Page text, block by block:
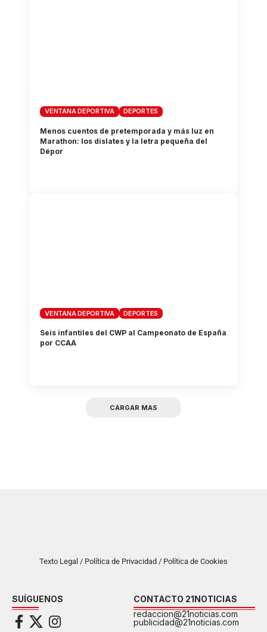
VENTANA DEPORTIVA DEPORTES
Menos cuentos de pretemporada y más luz en
Marathon: los dislates y la letra pequeña del
Dépor
VENTANA DEPORTIVA DEPORTES
Seis infantiles del CWP al Campeonato de España
por CCAA
CARGAR MAS
Texto Legal / Política de Privacidad / Política de Cookies
SUÍGUENOS
CONTACTO 21NOTICIAS
redaccion@21noticias.com
publicidad@21noticias.com